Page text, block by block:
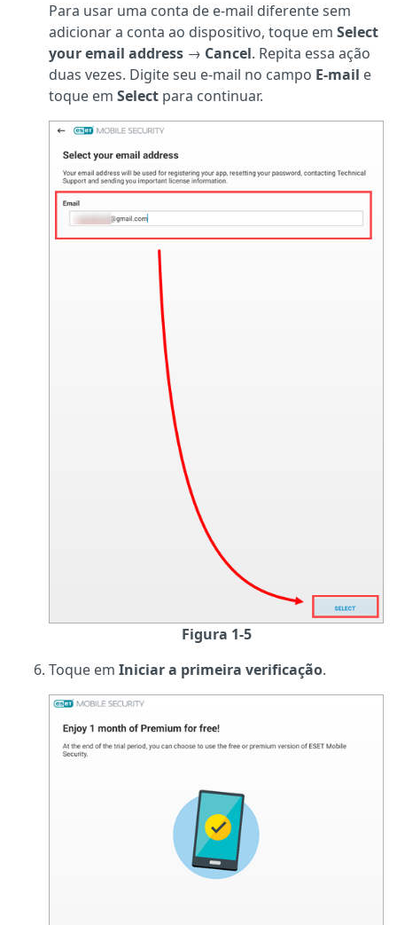
Para usar uma conta de e-mail diferente sem
adicionar a conta ao dispositivo, toque em Select
your email address → Cancel. Repita essa ação
duas vezes. Digite seu e-mail no campo E-mail e
toque em Select para continuar.
Figura 1-5
Toque em Iniciar a primeira verificação.